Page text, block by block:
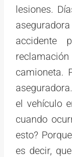
lesiones.
accidente
camioneta.
el vehículo
cuando
esto?
es decir,